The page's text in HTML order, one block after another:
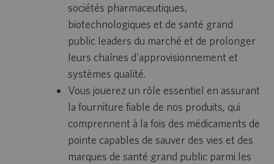
sociétés pharmaceutiques,
biotechnologiques et de santé grand
public leaders du marché et de prolonger
leurs chaînes d’approvisionnement et
systèmes qualité.
Vous jouerez un rôle essentiel en assurant
la fourniture fiable de nos produits, qui
comprennent à la fois des médicaments de
pointe capables de sauver des vies et des
marques de santé grand public parmi les